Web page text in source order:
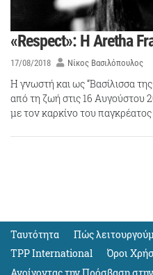
«Respect»: Η Aretha
17/08/2018 Νίκος Βασιλόπουλος
Η γνωστή και ως “Βασίλισσα
από τη ζωή στις 16 Αυγούστου
με τον καρκίνο του
Ταυτότητα Πώς
TPP International
Όροι